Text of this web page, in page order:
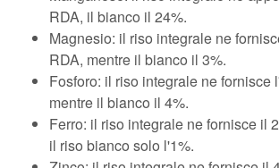
RDA, il bianco il 24%.
Magnesio: il riso integrale ne
RDA, mentre il bianco il 3%.
Fosforo: il riso integrale ne fornisce
mentre il bianco il 4%.
Ferro: il riso integrale ne fornisce il
il riso bianco solo l'1%.